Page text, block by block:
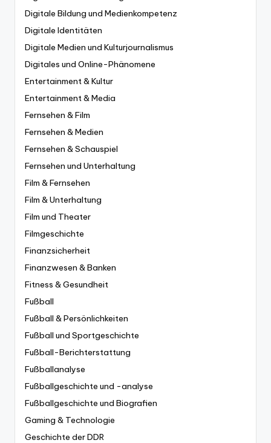
Digitale Bildung und Medienkompetenz
Digitale Identitäten
Digitale Medien und Kulturjournalismus
Digitales und Online-Phänomene
Entertainment & Kultur
Entertainment & Media
Fernsehen & Film
Fernsehen & Medien
Fernsehen & Schauspiel
Fernsehen und Unterhaltung
Film & Fernsehen
Film & Unterhaltung
Film und Theater
Filmgeschichte
Finanzsicherheit
Finanzwesen & Banken
Fitness & Gesundheit
Fußball
Fußball & Persönlichkeiten
Fußball und Sportgeschichte
Fußball-Berichterstattung
Fußballanalyse
Fußballgeschichte und -analyse
Fußballgeschichte und Biografien
Gaming & Technologie
Geschichte der DDR